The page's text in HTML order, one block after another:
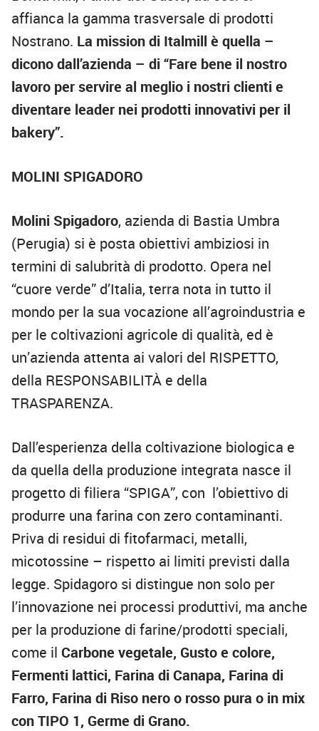
affianca la gamma trasversale di prodotti
Nostrano. La mission di Italmill è quella –
dicono dall’azienda – di “Fare bene il nostro
lavoro per servire al meglio i nostri clienti e
diventare leader nei prodotti innovativi per il
bakery”.
MOLINI SPIGADORO
Molini Spigadoro, azienda di Bastia Umbra
(Perugia) si è posta obiettivi ambiziosi in
termini di salubrità di prodotto. Opera nel
“cuore verde” d’Italia, terra nota in tutto il
mondo per la sua vocazione all’agroindustria e
per le coltivazioni agricole di qualità, ed è
un’azienda attenta ai valori del RISPETTO,
della RESPONSABILITÀ e della
TRASPARENZA.
Dall’esperienza della coltivazione biologica e
da quella della produzione integrata nasce il
progetto di filiera “SPIGA”, con l’obiettivo di
produrre una farina con zero contaminanti.
Priva di residui di fitofarmaci, metalli,
micotossine – rispetto ai limiti previsti dalla
legge. Spidagoro si distingue non solo per
l’innovazione nei processi produttivi, ma anche
per la produzione di farine/prodotti speciali,
come il Carbone vegetale, Gusto e colore,
Fermenti lattici, Farina di Canapa, Farina di
Farro, Farina di Riso nero o rosso pura o in mix
con TIPO 1, Germe di Grano.